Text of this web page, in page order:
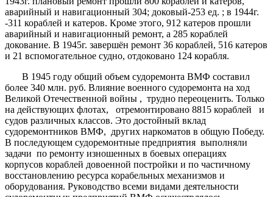
аварийный и навигационный 304; доковый-253 ед. ; в 1944г.
-311 кораблей и катеров. Кроме этого, 912 катеров прошли
аварийный и навигационный ремонт, а 285 кораблей
докование. В 1945г. завершён ремонт 36 кораблей, 516 катеров
и 21 вспомогательное судно, отдоковано 124 корабля.
В 1945 году общий объем судоремонта ВМФ составил
более 340 млн. руб. Влияние военного судоремонта на ход
Великой Отечественной войны , трудно переоценить. Только
на действующих флотах, отремонтировано 8815 кораблей и
судов различных классов. Это достойный вклад
судоремонтников ВМФ, других наркоматов в общую Победу.
В последующем судоремонтные предприятия выполняли
задачи по ремонту изношенных в боевых операциях
корпусов кораблей довоенной постройки и по частичному
восстановлению ресурса корабельных механизмов и
оборудования. Руководство всеми видами деятельности